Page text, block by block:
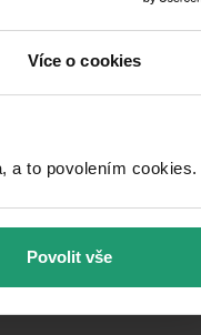
Více o cookies
a to povolením cookies.​
Povolit vše